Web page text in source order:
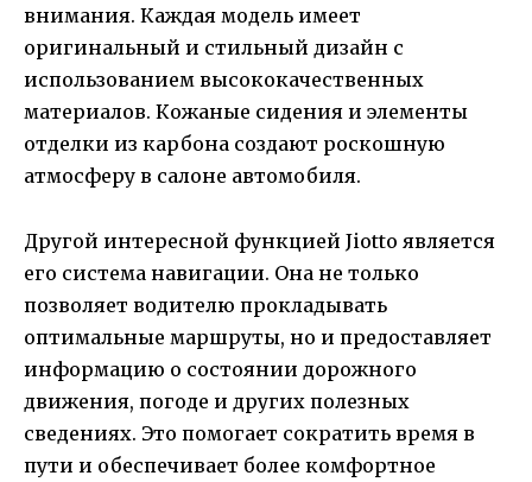
внимания. Каждая модель имеет
оригинальный и стильный дизайн с
использованием высококачественных
материалов. Кожаные сидения и элементы
отделки из карбона создают роскошную
атмосферу в салоне автомобиля.
Другой интересной функцией Jiotto является
его система навигации. Она не только
позволяет водителю прокладывать
оптимальные маршруты, но и предоставляет
информацию о состоянии дорожного
движения, погоде и других полезных
сведениях. Это помогает сократить время в
пути и обеспечивает более комфортное